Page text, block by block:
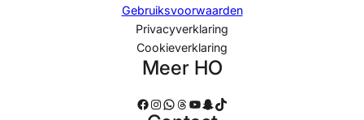
Gebruiksvoorwaarden
Privacyverklaring
Cookieverklaring
Meer HO
Facebook Instagram WhatsApp Threads YouTube Snapchat TikTok